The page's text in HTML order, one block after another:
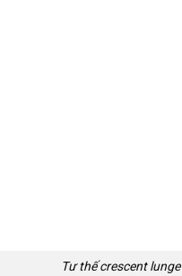
Tư thế crescent lunge